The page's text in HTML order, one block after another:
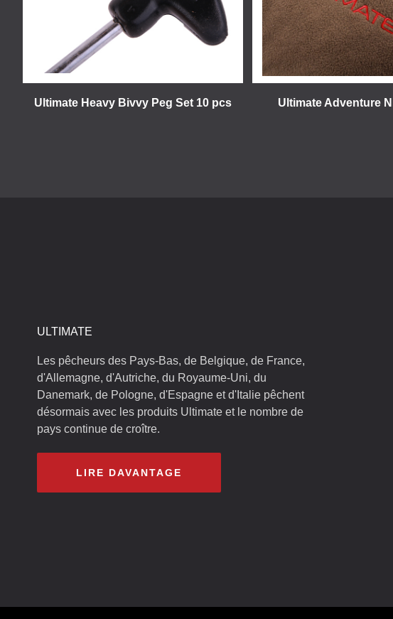
Ultimate Heavy Bivvy Peg Set 10 pcs Ultimate Adventure
ULTIMATE
Les pêcheurs des Pays-Bas, de Belgique, de France,
d'Allemagne, d'Autriche, du Royaume-Uni, du
Danemark, de Pologne, d'Espagne et d'Italie pêchent
désormais avec les produits Ultimate et le nombre de
pays continue de croître.
LIRE DAVANTAGE